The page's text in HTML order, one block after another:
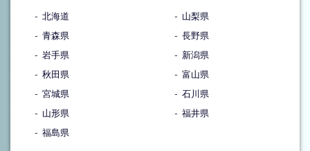
北海道
青森県
岩手県
秋田県
宮城県
山形県
福島県
山梨県
長野県
新潟県
富山県
石川県
福井県